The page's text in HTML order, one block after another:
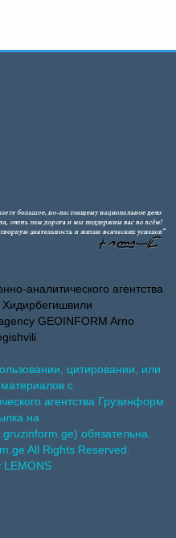
аналитического агентства
GEOINFORM Arno
цитировании, или
с
агентства Грузинформ
на
обязательна.
All Rights Reserved.
LEMONS